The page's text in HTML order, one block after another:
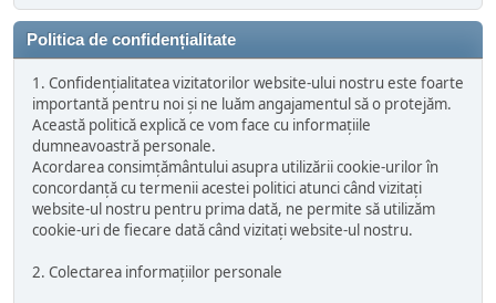
Politica de confidențialitate
1. Confidențialitatea vizitatorilor website-ului nostru este foarte
importantă pentru noi și ne luăm angajamentul să o protejăm.
Această politică explică ce vom face cu informațiile
dumneavoastră personale.
Acordarea consimțământului asupra utilizării cookie-urilor în
concordanță cu termenii acestei politici atunci când vizitați
website-ul nostru pentru prima dată, ne permite să utilizăm
cookie-uri de fiecare dată când vizitați website-ul nostru.
2. Colectarea informațiilor personale